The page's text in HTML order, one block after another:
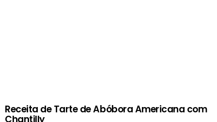
Receita de Tarte de Abóbora Americana com
Chantilly